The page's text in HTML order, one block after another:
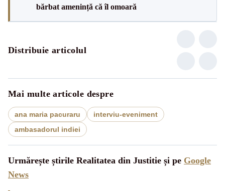
bărbat amenință că îl omoară
Distribuie articolul
Mai multe articole despre
ana maria pacuraru
interviu-eveniment
ambasadorul indiei
Urmărește știrile Realitatea din Justitie și pe Google
News